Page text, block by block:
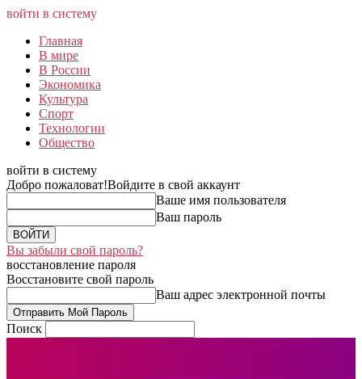
войти в систему
Главная
В мире
В России
Экономика
Культура
Спорт
Технологии
Общество
войти в систему
Добро пожаловат!Войдите в свой аккаунт
Ваше имя пользователя
Ваш пароль
Вы забыли свой пароль?
восстановление пароля
Восстановите свой пароль
Ваш адрес электронной почты
Поиск